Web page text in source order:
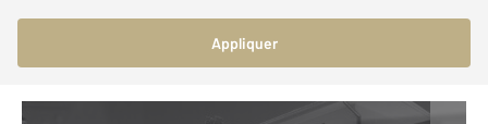
Appliquer